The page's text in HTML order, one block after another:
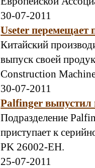
30-07-2011
Useter
Китайский
выпуск своей
Construction
30-07-2011
Palfinger
Подразделение
приступает к
PK 26002-EH.
25-07-2011